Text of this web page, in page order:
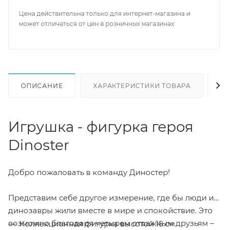
Цена действительна только для интернет-магазина и
может отличаться от цен в розничных магазинах
ОПИСАНИЕ ХАРАКТЕРИСТИКИ ТОВАРА
Игрушка - фигурка героя
Dinoster
Добро пожаловать в команду Диностер!
Представим себе другое измерение, где бы люди и
динозавры жили вместе в мире и спокойствие. Это
возможно благодаря четырем отважным друзьям –
Коллекционная фигурка высотой 16 см